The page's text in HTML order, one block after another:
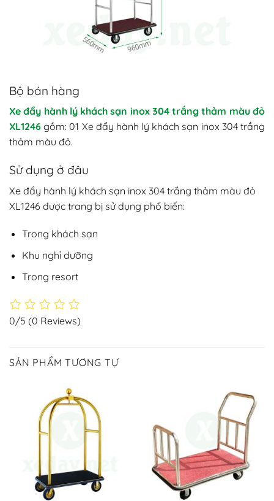
Bộ bán hàng
Xe đẩy hành lý khách sạn inox 304 trắng thảm màu đỏ
XL1246 gồm: 01 Xe đẩy hành lý khách sạn inox 304 trắng
thảm màu đỏ.
Sử dụng ở đâu
Xe đẩy hành lý khách sạn inox 304 trắng thảm màu đỏ
XL1246 được trang bị sử dụng phổ biến:
Trong khách sạn
Khu nghỉ dưỡng
Trong resort
0/5 (0 Reviews)
SẢN PHẨM TƯƠNG TỰ